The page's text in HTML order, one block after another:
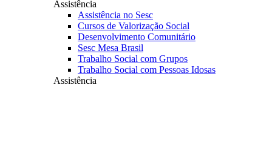
Assistência
Assistência no Sesc
Cursos de Valorização Social
Desenvolvimento Comunitário
Sesc Mesa Brasil
Trabalho Social com Grupos
Trabalho Social com Pessoas Idosas
Assistência